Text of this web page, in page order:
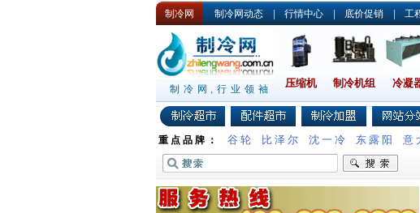
制冷网 制冷网动态 | 行情中心 | 底价促销 | 工
制冷网,行业领袖 压缩机 制冷机组 冷凝
重点品牌： 谷轮 比泽尔 沈一冷 东露阳 意